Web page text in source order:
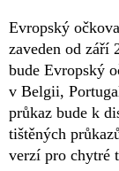
Evropský
zaveden od září
bude Evropský
v Belgii,
průkaz bude k
tištěných
verzí pro chytré